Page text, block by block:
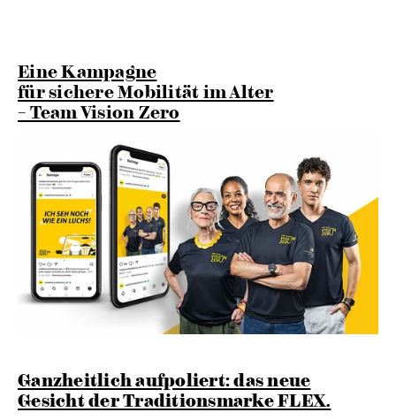
Eine Kampagne
für sichere Mobilität im Alter
– Team Vision Zero
Ganzheitlich aufpoliert: das neue
Gesicht der Traditionsmarke FLEX.